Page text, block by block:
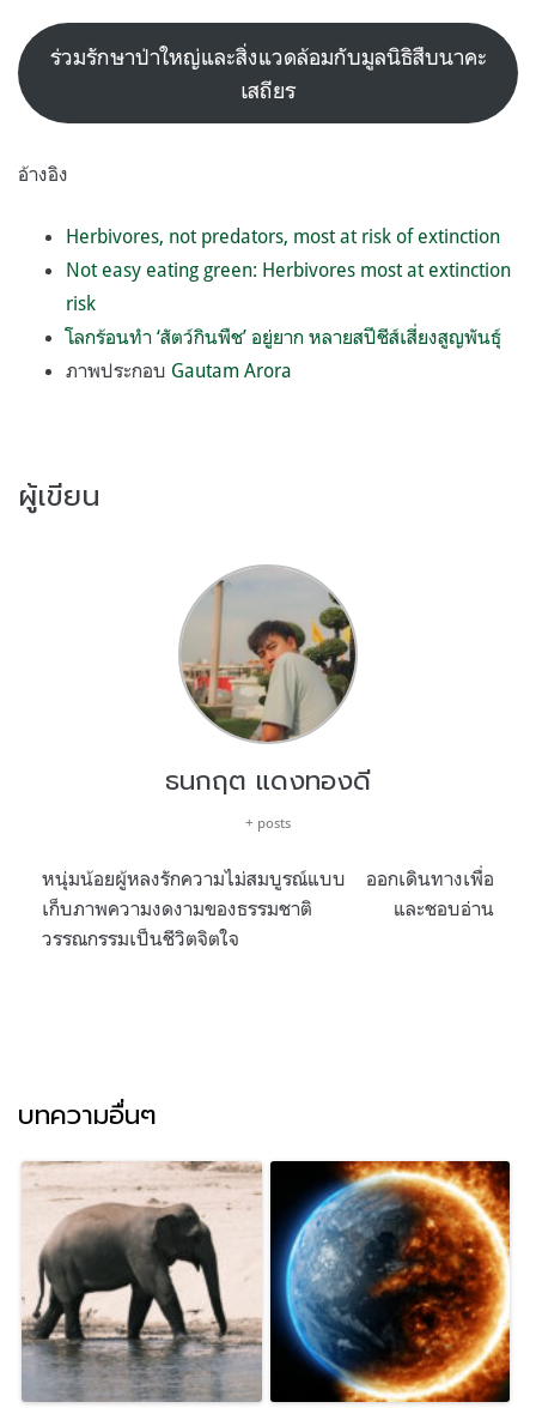
ร่วมรักษาป่าใหญ่และสิ่งแวดล้อมกับมูลนิธิสืบนาคะ
เสถียร
อ้างอิง
Herbivores, not predators, most at risk of extinction
Not easy eating green: Herbivores most at extinction
risk
โลกร้อนทำ ‘สัตว์กินพืช’ อยู่ยาก หลายสปีชีส์เสี่ยงสูญพันธุ์
ภาพประกอบ Gautam Arora
ผู้เขียน
ธนกฤต แดงทองดี
+ posts
หนุ่มน้อยผู้หลงรักความไม่สมบูรณ์แบบ ออกเดินทางเพื่อ
เก็บภาพความงดงามของธรรมชาติ และชอบอ่าน
วรรณกรรมเป็นชีวิตจิตใจ
บทความอื่นๆ